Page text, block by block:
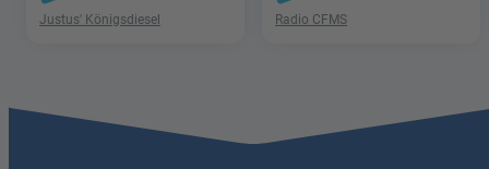
Justus' Königsdiesel
Radio CFMS